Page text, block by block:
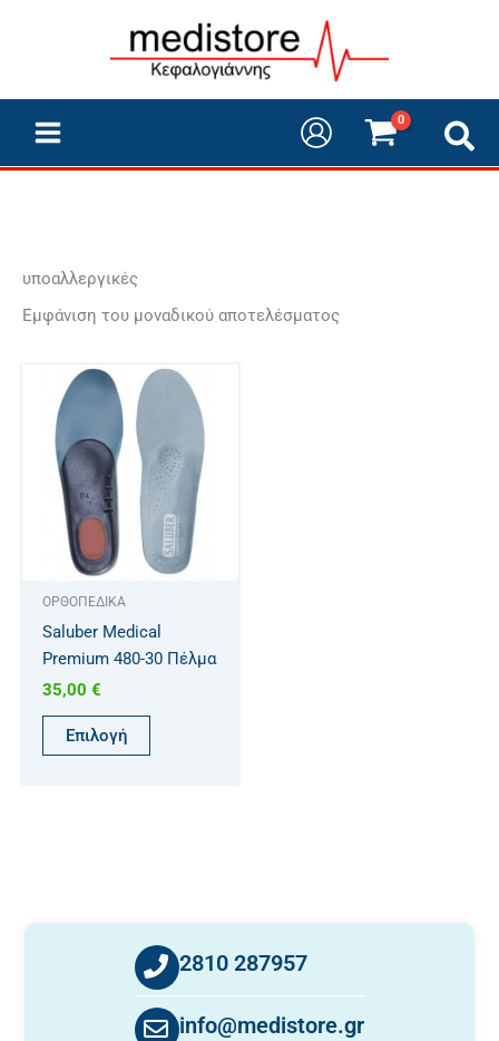
υποαλλεργικές
Εμφάνιση του μοναδικού αποτελέσματος
ΟΡΘΟΠΕΔΙΚΑ
Saluber Medical
Premium 480-30 Πέλμα
35,00 €
Επιλογή
Αυτό
έχει
πολλαπλές
παραλλαγές.
Οι
επιλογές
επιλεγούν
στη
προϊόντος
2810 287957
info@medistore.gr